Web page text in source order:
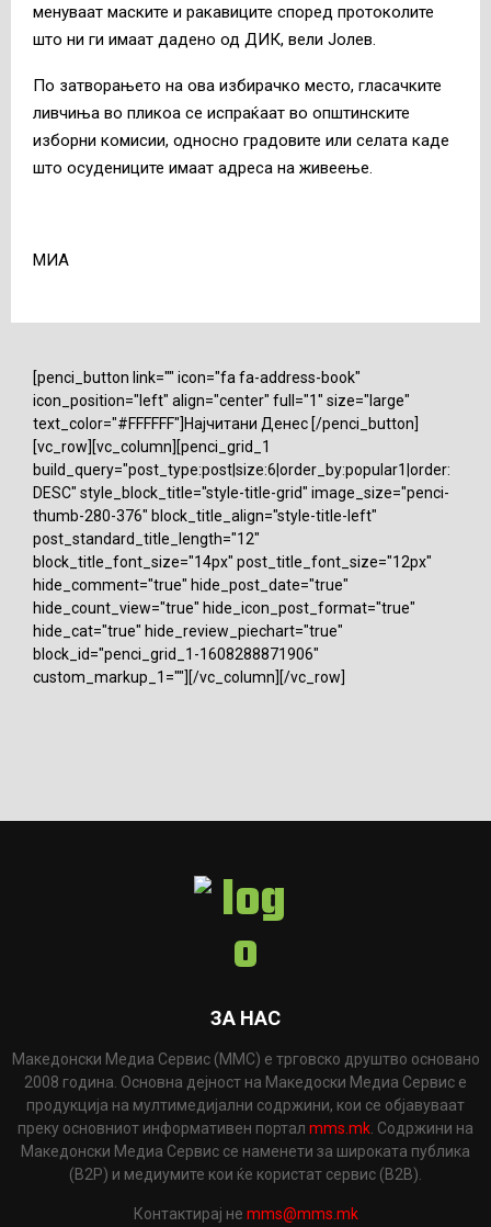
менуваат маските и ракавиците според протоколите
што ни ги имаат дадено од ДИК, вели Јолев.
По затворањето на ова избирачко место, гласачките
ливчиња во пликоа се испраќаат во општинските
изборни комисии, односно градовите или селата каде
што осудениците имаат адреса на живеење.
МИА
[penci_button link="" icon="fa fa-address-book"
icon_position="left" align="center" full="1" size="large"
text_color="#FFFFFF"]Најчитани Денес [/penci_button]
[vc_row][vc_column][penci_grid_1
build_query="post_type:post|size:6|order_by:popular1|order:
DESC" style_block_title="style-title-grid" image_size="penci-
thumb-280-376" block_title_align="style-title-left"
post_standard_title_length="12"
block_title_font_size="14px" post_title_font_size="12px"
hide_comment="true" hide_post_date="true"
hide_count_view="true" hide_icon_post_format="true"
hide_cat="true" hide_review_piechart="true"
block_id="penci_grid_1-1608288871906"
custom_markup_1=""][/vc_column][/vc_row]
ЗА НАС
Македонски Медиа Сервис (ММС) е трговско друштво основано
2008 година. Основна дејност на Македоски Медиа Сервис е
продукција на мултимедијални содржини, кои се објавуваат
преку основниот информативен портал mms.mk . Содржини на
Македонски Медиа Сервис се наменети за широката публика
(B2P) и медиумите кои ќе користат сервис (B2B).
Контактирај не mms@mms.mk